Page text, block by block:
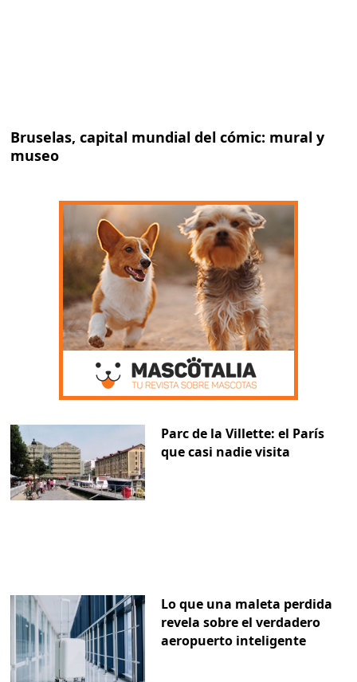
Bruselas, capital mundial del cómic: mural y
museo
Parc de la Villette: el París
que casi nadie visita
Lo que una maleta perdida
revela sobre el verdadero
aeropuerto inteligente